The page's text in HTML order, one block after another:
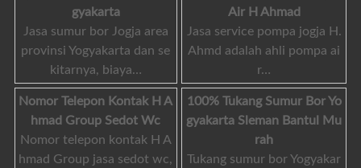
gyakarta
Jasa sumur bor Jogja area
provinsi Yogyakarta dan se
kitarnya, biaya…
Air H Ahmad
Jasa service pompa jogja H.
Ahmd adalah ahli pompa ai
r…
Nomor Telepon Kontak H A
hmad Group Sedot Wc
Nomor telepon kontak H A
hmad Group jasa sedot wc,
100% Tukang Sumur Bor Yo
gyakarta Sleman Bantul Mu
rah
Tukang sumur bor Yogyakar